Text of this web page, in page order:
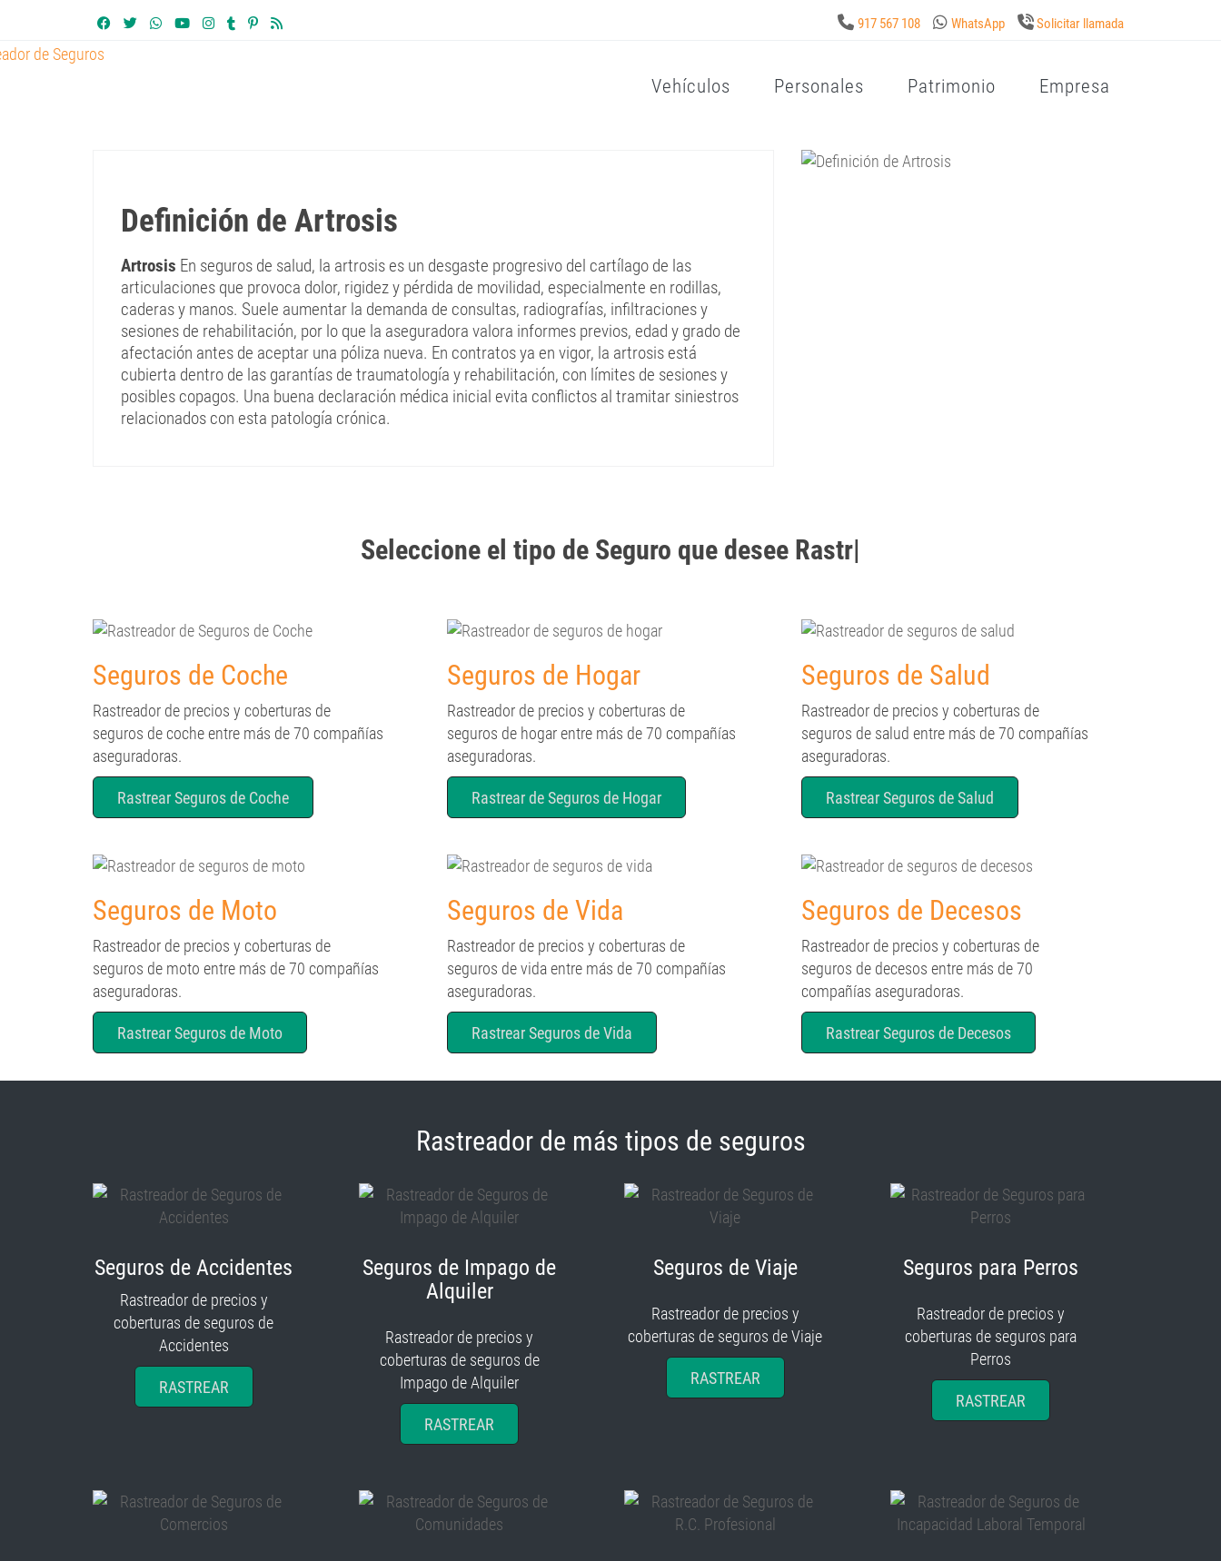
917 567 108 WhatsApp Solicitar llamada
Vehículos Personales Patrimonio Empresa
Definición de Artrosis
Artrosis En seguros de salud, la artrosis es un desgaste progresivo del cartílago de las
articulaciones que provoca dolor, rigidez y pérdida de movilidad, especialmente en rodillas,
caderas y manos. Suele aumentar la demanda de consultas, radiografías, infiltraciones y
sesiones de rehabilitación, por lo que la aseguradora valora informes previos, edad y grado de
afectación antes de aceptar una póliza nueva. En contratos ya en vigor, la artrosis está
cubierta dentro de las garantías de traumatología y rehabilitación, con límites de sesiones y
posibles copagos. Una buena declaración médica inicial evita conflictos al tramitar siniestros
relacionados con esta patología crónica.
Seleccione el tipo de Seguro que desee Rastrear
Seguros de Coche
Rastreador de precios y coberturas de
seguros de coche entre más de 70 compañías
aseguradoras.
Rastrear Seguros de Coche
Seguros de Hogar
Rastreador de precios y coberturas de
seguros de hogar entre más de 70 compañías
aseguradoras.
Rastrear de Seguros de Hogar
Seguros de Salud
Rastreador de precios y coberturas de
seguros de salud entre más de 70 compañías
aseguradoras.
Rastrear Seguros de Salud
Seguros de Moto
Rastreador de precios y coberturas de
seguros de moto entre más de 70 compañías
aseguradoras.
Rastrear Seguros de Moto
Seguros de Vida
Rastreador de precios y coberturas de
seguros de vida entre más de 70 compañías
aseguradoras.
Rastrear Seguros de Vida
Seguros de Decesos
Rastreador de precios y coberturas de
seguros de decesos entre más de 70
compañías aseguradoras.
Rastrear Seguros de Decesos
Rastreador de más tipos de seguros
Seguros de Accidentes
Rastreador de precios y
coberturas de seguros de
Accidentes
RASTREAR
Seguros de Impago de
Alquiler
Rastreador de precios y
coberturas de seguros de
Impago de Alquiler
RASTREAR
Seguros de Viaje
Rastreador de precios y
coberturas de seguros de Viaje
RASTREAR
Seguros para Perros
Rastreador de precios y
coberturas de seguros para
Perros
RASTREAR